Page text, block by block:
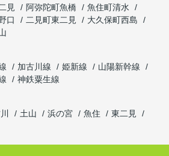
見 阿弥陀町魚橋
魚住町清水
口 二見町東二見
大久保町西島
加古川線 姫新線
山陽新幹線
神鉄粟生線
土山 浜の宮 魚住
東二見